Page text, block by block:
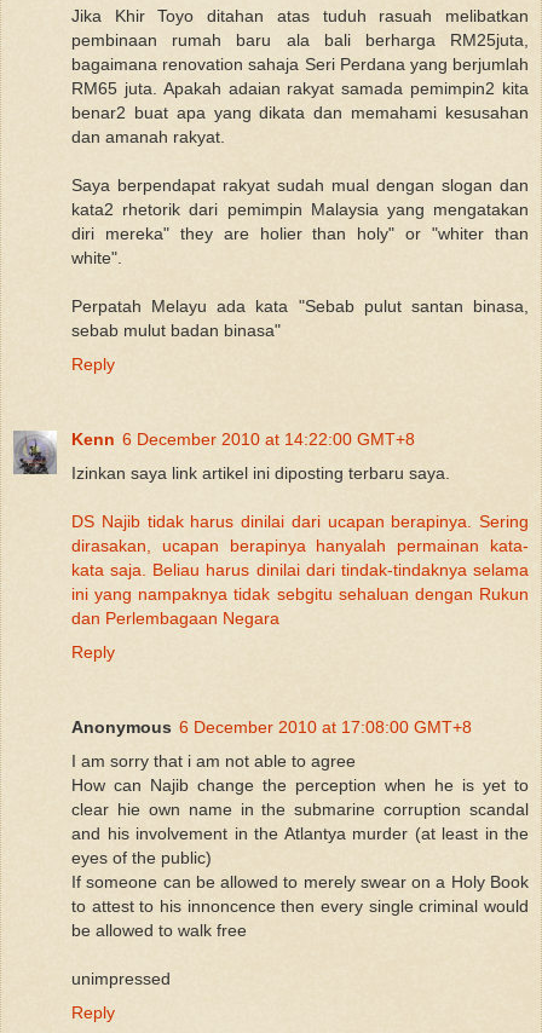
Jika Khir Toyo ditahan atas tuduh rasuah melibatkan
pembinaan rumah baru ala bali berharga RM25juta,
bagaimana renovation sahaja Seri Perdana yang berjumlah
RM65 juta. Apakah adaian rakyat samada pemimpin2 kita
benar2 buat apa yang dikata dan memahami kesusahan
dan amanah rakyat.
Saya berpendapat rakyat sudah mual dengan slogan dan
kata2 rhetorik dari pemimpin Malaysia yang mengatakan
diri mereka" they are holier than holy" or "whiter than
white".
Perpatah Melayu ada kata "Sebab pulut santan binasa,
sebab mulut badan binasa"
Reply
Kenn 6 December 2010 at 14:22:00 GMT+8
Izinkan saya link artikel ini diposting terbaru saya.
DS Najib tidak harus dinilai dari ucapan berapinya. Sering
dirasakan, ucapan berapinya hanyalah permainan kata-
kata saja. Beliau harus dinilai dari tindak-tindaknya selama
ini yang nampaknya tidak sebgitu sehaluan dengan Rukun
dan Perlembagaan Negara
Reply
Anonymous 6 December 2010 at 17:08:00 GMT+8
I am sorry that i am not able to agree
How can Najib change the perception when he is yet to
clear hie own name in the submarine corruption scandal
and his involvement in the Atlantya murder (at least in the
eyes of the public)
If someone can be allowed to merely swear on a Holy Book
to attest to his innoncence then every single criminal would
be allowed to walk free
unimpressed
Reply